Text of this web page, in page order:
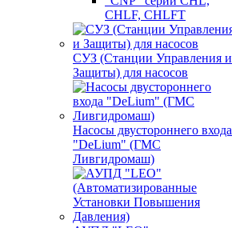
CHLF, CHLFT
СУЗ (Станции Управления и
Защиты) для насосов
Насосы двустороннего входа
"DeLium" (ГМС
Ливгидромаш)